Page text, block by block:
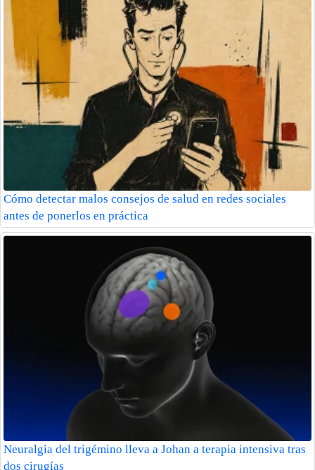
Cómo detectar malos consejos de salud en redes sociales
antes de ponerlos en práctica
Neuralgia del trigémino lleva a Johan a terapia intensiva tras
dos cirugías